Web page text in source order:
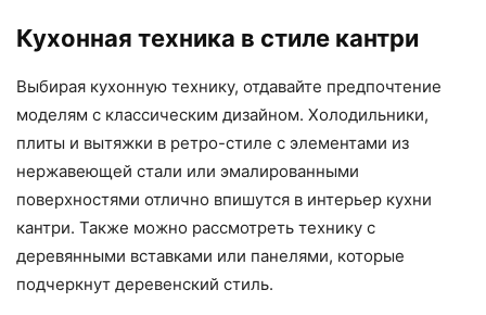
Кухонная техника в стиле кантри
Выбирая кухонную технику, отдавайте предпочтение
моделям с классическим дизайном. Холодильники,
плиты и вытяжки в ретро-стиле с элементами из
нержавеющей стали или эмалированными
поверхностями отлично впишутся в интерьер кухни
кантри. Также можно рассмотреть технику с
деревянными вставками или панелями, которые
подчеркнут деревенский стиль.